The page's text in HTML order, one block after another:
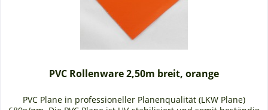
PVC Rollenware 2,50m breit, orange
PVC Plane in professioneller Planenqualität (LKW Plane)